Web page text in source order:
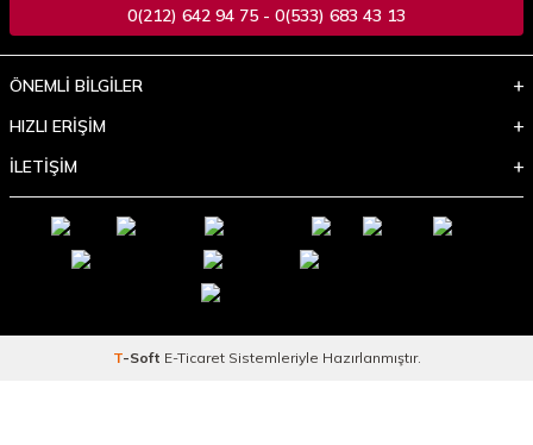
0(212) 642 94 75 - 0(533) 683 43 13
ÖNEMLİ BİLGİLER
HIZLI ERİŞİM
İLETİŞİM
T-Soft E-TicaretSistemleriyle Hazırlanmıştır.